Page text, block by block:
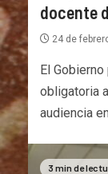
docente
24 de
El
obligatoria
audiencia
3 min de